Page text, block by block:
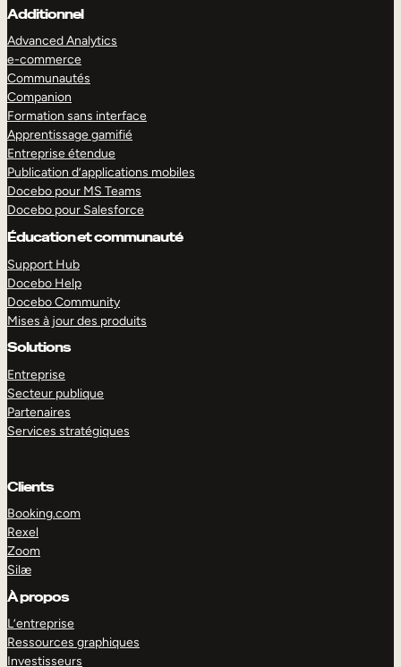
Additionnel
Advanced Analytics
e-commerce
Communautés
Companion
Formation sans interface
Apprentissage gamifié
Entreprise étendue
Publication d’applications mobiles
Docebo pour MS Teams
Docebo pour Salesforce
Éducation et communauté
Support Hub
Docebo Help
Docebo Community
Mises à jour des produits
Solutions
Entreprise
Secteur publique
Partenaires
Services stratégiques
Clients
Booking.com
Rexel
Zoom
Silæ
À propos
L’entreprise
Ressources graphiques
Investisseurs